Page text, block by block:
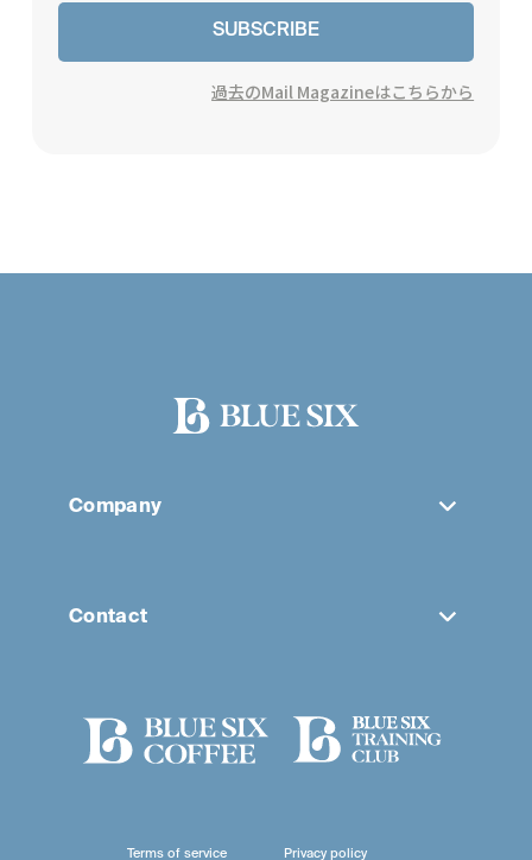
SUBSCRIBE
過去のMail Magazineはこちらから
Company
Contact
Terms of service Privacy policy